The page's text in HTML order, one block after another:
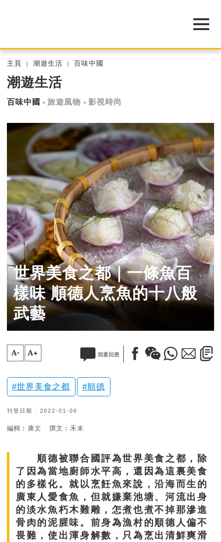
主頁 潮遊生活 百味中國
潮遊生活
百味中國 旅遊風物 影視時尚
世界美食之都｜一條魚百
樣味 順德人烹魚的十八般
武藝
A- A+ 我要回應
世界美食之都 順德
刊登日期 : 2022-01-06
編輯︰康文 撰文︰禾末
順德被聯合國評為世界美食之都，除
了因為當地廚師水平高，還因為這裏美食
的多樣化。就以烹飪魚來說，沿海而生的
廣東人愛食魚，但就嫌棄池塘、河流出身
的淡水魚朽木難雕，怎煮也煮不掉那滲進
骨肉的泥腥味。前身為漁村的順德人偏不
畏難，使出渾身解數，只為烹出清鮮爽滑